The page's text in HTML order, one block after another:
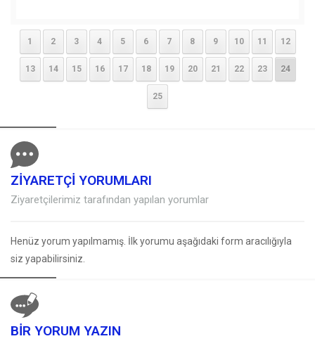
1 2 3 4 5 6 7 8 9 10 11 12
13 14 15 16 17 18 19 20 21 22 23 24
25
ZİYARETÇİ YORUMLARI
Ziyaretçilerimiz tarafından yapılan yorumlar
Henüz yorum yapılmamış. İlk yorumu aşağıdaki form aracılığıyla
siz yapabilirsiniz.
BİR YORUM YAZIN